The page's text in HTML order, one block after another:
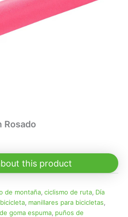
Rosado
this product
de montaña, ciclismo de ruta, Día
, manillares para bicicletas,
goma espuma, puños de